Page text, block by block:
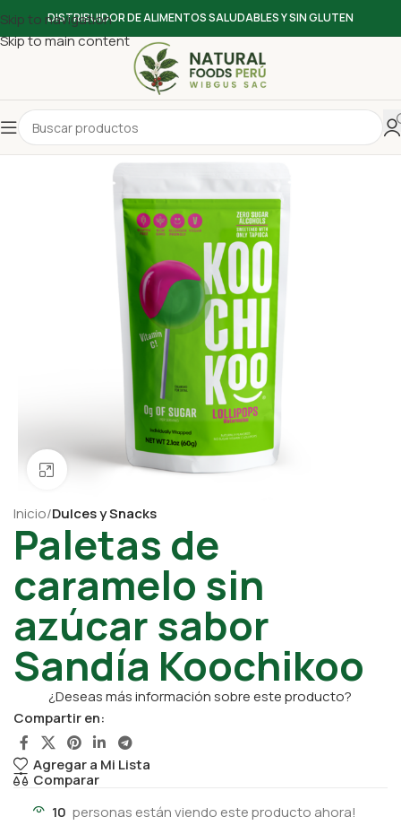
Skip to navigation
Skip to main content
DISTRIBUIDOR DE ALIMENTOS SALUDABLES Y SIN GLUTEN
Click para ampliar
Inicio Dulces y Snacks
Paletas de
caramelo sin
azúcar sabor
Sandía Koochikoo
¿Deseas más información sobre este producto?
Compartir en:
Agregar a Mi Lista
Comparar
10 personas están viendo este producto ahora!